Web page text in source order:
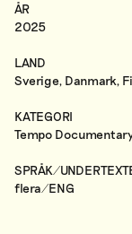
ÅR
2025
LAND
Sverige, Danmark,
KATEGORI
Tempo
SPRÅK/
flera/ENG